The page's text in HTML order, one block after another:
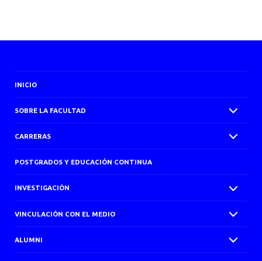
INICIO
SOBRE LA FACULTAD
CARRERAS
POSTGRADOS Y EDUCACIÓN CONTINUA
INVESTIGACIÓN
VINCULACIÓN CON EL MEDIO
ALUMNI